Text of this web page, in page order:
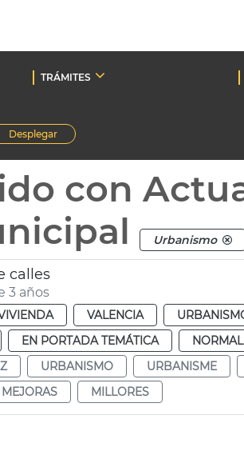
TRÁMITES
Desplegar
con
Urbanismo
calles
3 años
VALENCIA
EN PORTADA TEMÁTICA NORMAL
URBANISMO URBANISME
MEJORAS MILLORES